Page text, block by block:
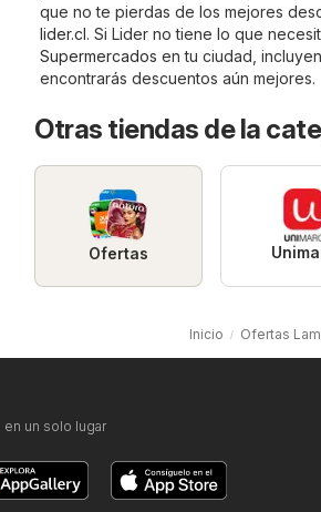
que no te pierdas de los mejores
lider.cl. Si Lider no tiene lo que
Supermercados en tu ciudad,
encontrarás descuentos aún mejores.
Otras tiendas de la
Ofertas
Inicio Ofertas
un solo lugar